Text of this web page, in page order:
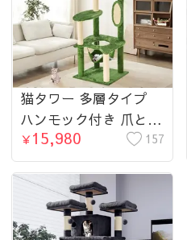
猫タワー 多層タイプ
ハンモック付き 爪とぎ
ポール 0001-petgoods
￥15,980 157